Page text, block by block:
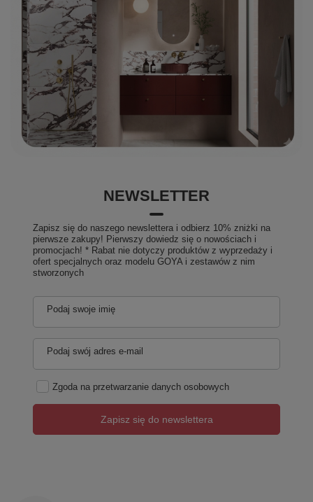
NEWSLETTER
Zapisz się do naszego newslettera i odbierz 10% zniżki na
pierwsze zakupy! Pierwszy dowiedz się o nowościach i
promocjach! * Rabat nie dotyczy produktów z wyprzedaży i
ofert specjalnych oraz modelu GOYA i zestawów z nim
stworzonych
Podaj swoje imię
Podaj swój adres e-mail
Zgoda na przetwarzanie danych osobowych
Zapisz się do newslettera